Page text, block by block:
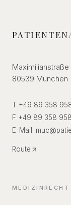
Maximilianstraße
80539 München
T +49 89 358
F +49 89 358
E-Mail: muc@
Route
MEDIZINRECHT